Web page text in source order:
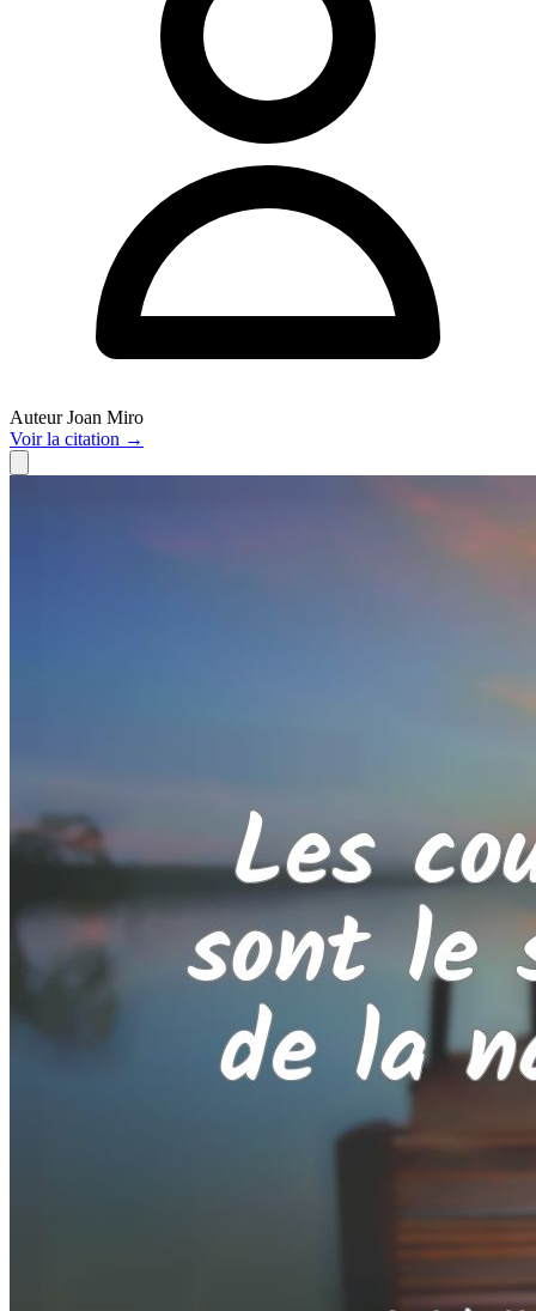
Auteur Joan Miro
Voirla citation →